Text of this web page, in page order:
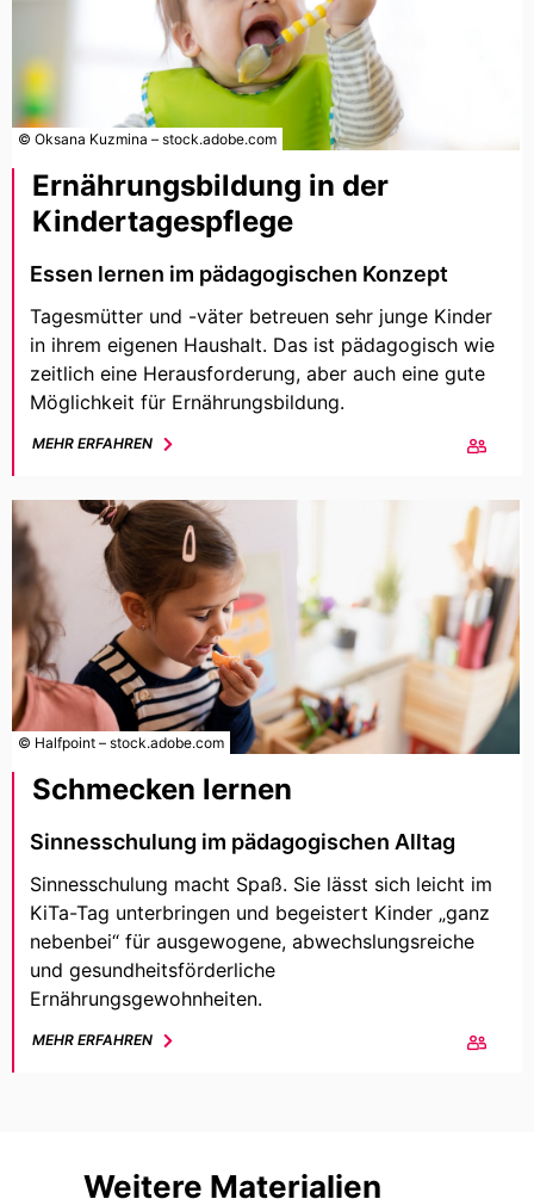
© Oksana Kuzmina – stock.adobe.com
Ernährungsbildung in der
Kindertagespflege
Essen lernen im pädagogischen Konzept
Tagesmütter und -väter betreuen sehr junge Kinder
in ihrem eigenen Haushalt. Das ist pädagogisch wie
zeitlich eine Herausforderung, aber auch eine gute
Möglichkeit für Ernährungsbildung.
MEHR ERFAHREN
© Halfpoint – stock.adobe.com
Schmecken lernen
Sinnesschulung im pädagogischen Alltag
Sinnesschulung macht Spaß. Sie lässt sich leicht im
KiTa-Tag unterbringen und begeistert Kinder „ganz
nebenbei“ für ausgewogene, abwechslungsreiche
und gesundheitsförderliche
Ernährungsgewohnheiten.
MEHR ERFAHREN
Weitere Materialien